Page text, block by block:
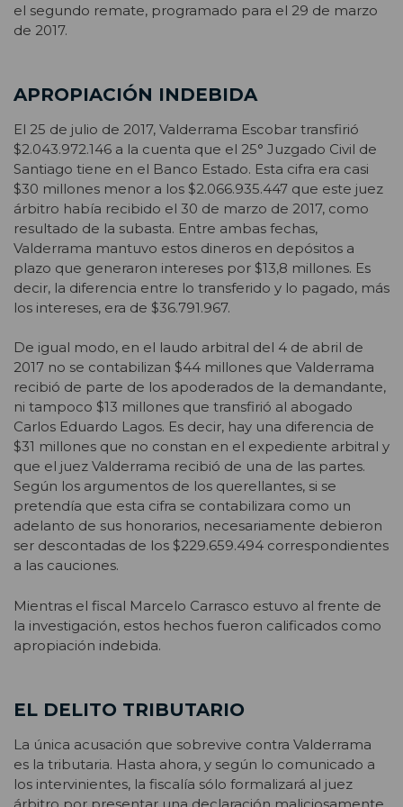
el segundo remate, programado para el 29 de marzo
de 2017.
APROPIACIÓN INDEBIDA
El 25 de julio de 2017, Valderrama Escobar transfirió
$2.043.972.146 a la cuenta que el 25° Juzgado Civil de
Santiago tiene en el Banco Estado. Esta cifra era casi
$30 millones menor a los $2.066.935.447 que este juez
árbitro había recibido el 30 de marzo de 2017, como
resultado de la subasta. Entre ambas fechas,
Valderrama mantuvo estos dineros en depósitos a
plazo que generaron intereses por $13,8 millones. Es
decir, la diferencia entre lo transferido y lo pagado, más
los intereses, era de $36.791.967.
De igual modo, en el laudo arbitral del 4 de abril de
2017 no se contabilizan $44 millones que Valderrama
recibió de parte de los apoderados de la demandante,
ni tampoco $13 millones que transfirió al abogado
Carlos Eduardo Lagos. Es decir, hay una diferencia de
$31 millones que no constan en el expediente arbitral y
que el juez Valderrama recibió de una de las partes.
Según los argumentos de los querellantes, si se
pretendía que esta cifra se contabilizara como un
adelanto de sus honorarios, necesariamente debieron
ser descontadas de los $229.659.494 correspondientes
a las cauciones.
Mientras el fiscal Marcelo Carrasco estuvo al frente de
la investigación, estos hechos fueron calificados como
apropiación indebida.
EL DELITO TRIBUTARIO
La única acusación que sobrevive contra Valderrama
es la tributaria. Hasta ahora, y según lo comunicado a
los intervinientes, la fiscalía sólo formalizará al juez
árbitro por presentar una declaración maliciosamente